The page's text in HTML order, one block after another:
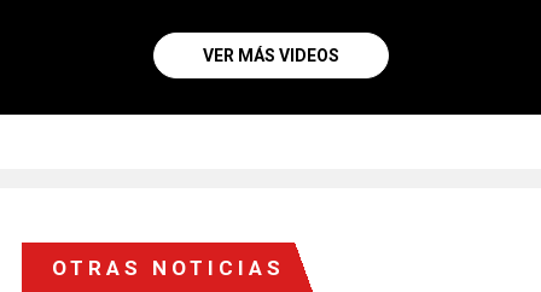
VER MÁS VIDEOS
OTRAS NOTICIAS